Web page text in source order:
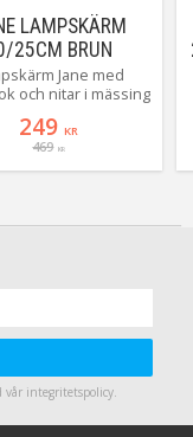
LAMPSKÄRM
25CM BRUN
LÄDERLOOK
Jane med
och nitar i mässing
Skärmen finns i tre
och är lätt att
med olika
249 KR
469 KR
vår integritetspolicy.